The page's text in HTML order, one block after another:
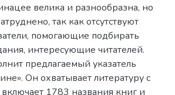
велика и разнообразна, но
так как отсутствуют
помогающие подбирать
интересующие читателей.
предлагаемый указатель
Он охватывает литературу с
1783 названия книг и